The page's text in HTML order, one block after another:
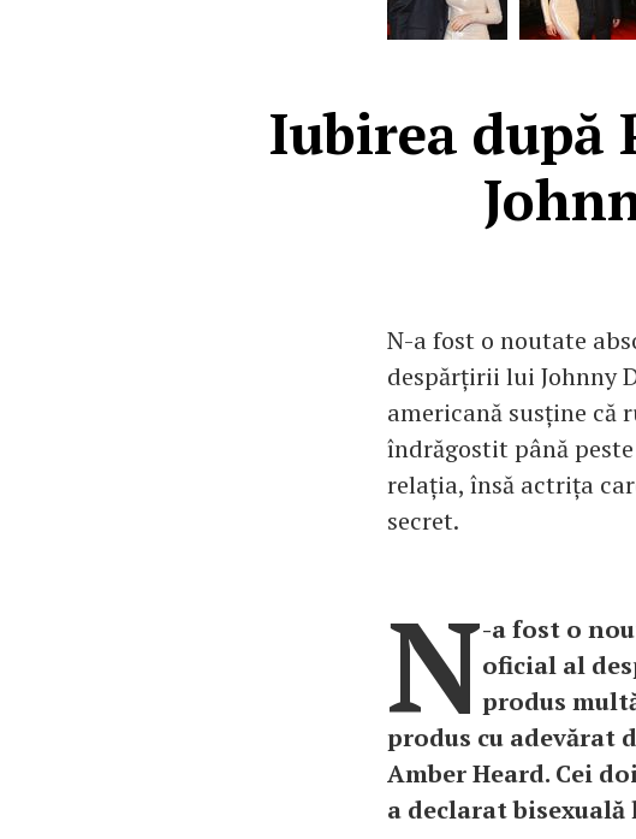
Iubirea după
N-a fost o noutate
despărțirii lui Johnny
americană susține că
îndrăgostit până
relația, însă actrița
secret.
N-a fost o
oficial al
produs
produs cu adevărat
Amber Heard. Cei
a declarat